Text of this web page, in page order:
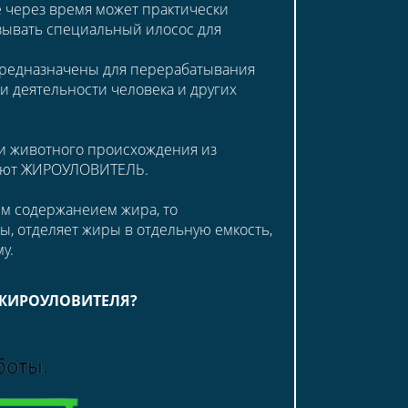
время может практически
специальный илосос для
для перерабатывания
человека и других
животного происхождения из
ЖИРОУЛОВИТЕЛЬ.
содержанеием жира, то
отделяет жиры в отдельную емкость,